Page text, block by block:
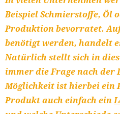
Beispiel Schmierstoffe, Öl
Produktion bevorratet.
benötigt werden, handelt
Natürlich stellt sich in
immer die Frage nach der
Möglichkeit ist hierbei ein
Produkt auch einfach ein